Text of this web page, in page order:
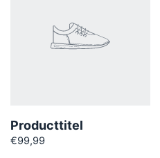
Producttitel
€99,99